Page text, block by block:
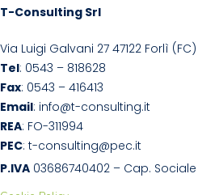
T-Consulting Srl
Via Luigi Galvani 27 47122 Forlì (FC)
Tel: 0543 – 818628
Fax: 0543 – 416413
Email: info@t-consulting.it
REA: FO-311994
PEC: t-consulting@pec.it
P.IVA 03686740402 – Cap.